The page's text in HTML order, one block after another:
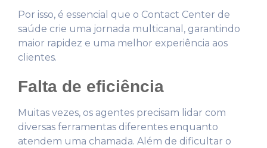
Por isso, é essencial que o Contact Center de
saúde crie uma jornada multicanal, garantindo
maior rapidez e uma melhor experiência aos
clientes.
Falta de eficiência
Muitas vezes, os agentes precisam lidar com
diversas ferramentas diferentes enquanto
atendem uma chamada. Além de dificultar o